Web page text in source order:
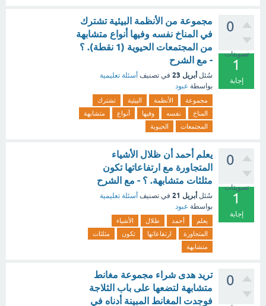
0
تصويتات
1
إجابة
مجموعة من الأنظمة البيئية تشترك
في المناخ نفسه وفيها أنواع متشابهة
من المجتمعات الحيوية (1 نقطة). ؟
- مع الشرح
سُئل أبريل 23 في تصنيف أسئلة تعليمية
بواسطة عبود
مجموعة الأنظمة البيئية
تشترك
المناخ
نفسه وفيها أنواع
متشابهة
المجتمعات
الحيوية
0
تصويتات
1
إجابة
يعلم أحمد أن ظلال الأشياء
المتجاورة مع ارتفاعاتها تكون
مثلثات متشابهة. ؟ - مع الشرح
سُئل أبريل 21 في تصنيف أسئلة تعليمية
بواسطة عبود
يعلم أحمد ظلال
الأشياء
المتجاورة
ارتفاعاتها تكون
مثلثات
متشابهة
0
تريد هدى شراء مجموعة مغانط
متشابهة لتضعها على باب الثلاجة
فوجدت المغانط المبينة أدناه في